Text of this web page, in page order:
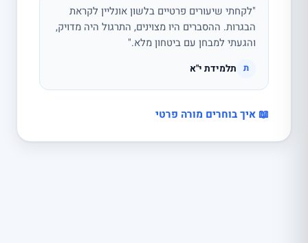
"לקחתי שיעורים פרטיים בלשון אונליין לקראת
הבגרות. ההסברים היו מצוינים, התרגול היה מדויק,
והגעתי למבחן עם ביטחון מלא."
ת תלמידת י"א
📖 איך בוחרים מורה פרטי